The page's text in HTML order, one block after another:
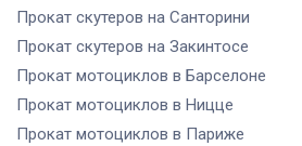
Прокат скутеров на Санторини
Прокат скутеров на Закинтосе
Прокат мотоциклов в Барселоне
Прокат мотоциклов в Ницце
Прокат мотоциклов в Париже